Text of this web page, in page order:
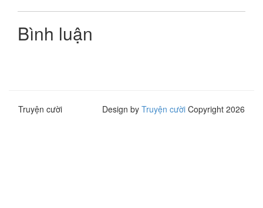
Bình luận
Truyện cười Design by Truyện cười Copyright 2026